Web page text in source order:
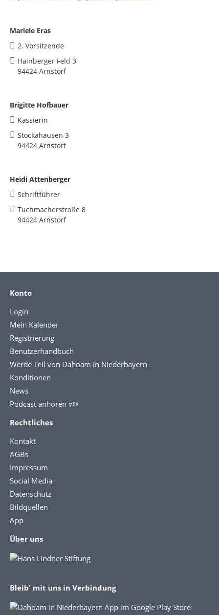
Mariele Eras
2. Vorsitzende
Hainberger Feld 3
94424 Arnstorf
Brigitte Hofbauer
Kassierin
Stockahausen 3
94424 Arnstorf
Heidi Attenberger
Schriftführer
Tuchmacherstraße 8
94424 Arnstorf
Konto
Login
Mein Kalender
Registrierung
Benutzerhandbuch
Werde Teil von Dahoam in Niederbayern
Konditionen
News
Podcast anhören 🕬
Rechtliches
Kontakt
AGBs
Impressum
Social Media
Datenschutz
Bildquellen
App
Über uns
Bleib' mit uns in Verbindung